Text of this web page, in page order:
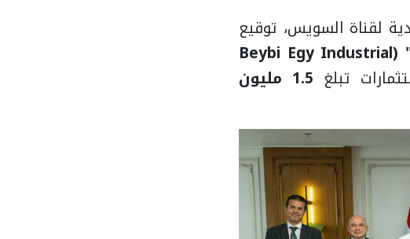
لقناة السويس، توقيع
"بيبي إيجي لتصنيع القفازات الصناعية" (Beybi Egy Industrial
تبلغ
1.5 مليون